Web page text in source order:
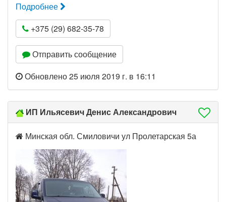
Подробнее
+375 (29) 682-35-78
Отправить сообщение
Обновлено 25 июля 2019 г. в 16:11
ИП Ильясевич Денис Александрович
Минская обл. Смиловичи ул Пролетарская 5а